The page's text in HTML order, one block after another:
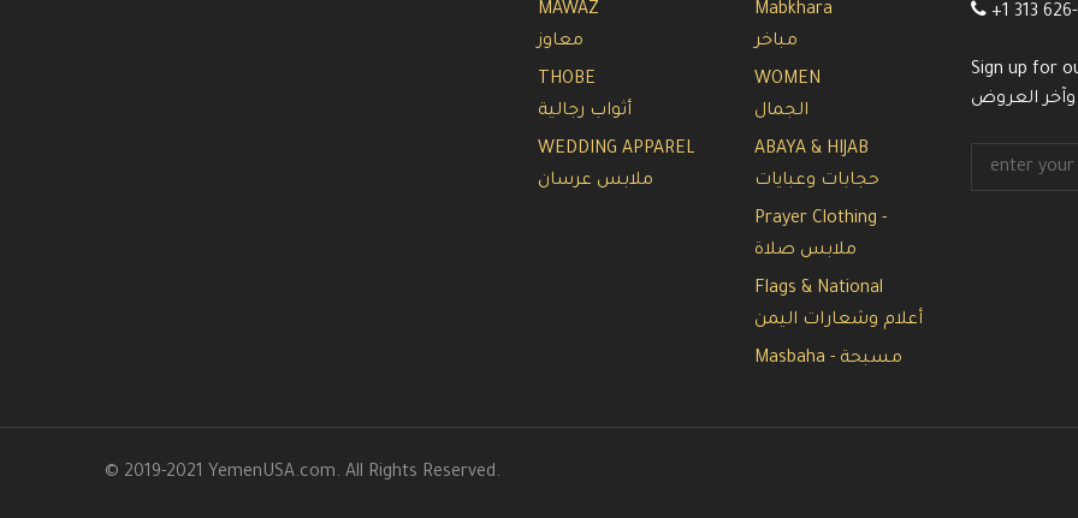
MAWAZ
معاوز
THOBE
أثواب رجالية
WEDDING APPAREL
ملابس عرسان
Mabkhara
مباخر
WOMEN
الجمال
ABAYA & HIJAB
حجابات وعبايات
Prayer Clothing -
ملابس صلاة
Flags & National
أعلام وشعارات اليمن
Masbaha - مسبحة
+1 313
Sign up for
العروض
© 2019-2021 YemenUSA.com. All Rights Reserved.